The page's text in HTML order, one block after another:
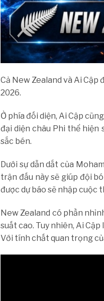
Cả New Zealand và Ai
2026.
Ở phía đối diện, Ai Cập
đại diện châu Phi thể
sắc bén.
Dưới sự dẫn dắt của
trận đấu này sẽ giúp đội
được dự báo sẽ nhập cuộc
New Zealand có phần
suất cao. Tuy nhiên, Ai
Với tính chất quan trọng